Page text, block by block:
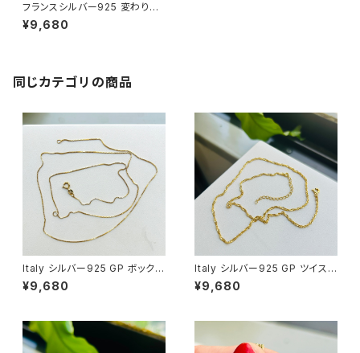
フランスシルバー925 変わりチ
ェーンチョーカー（38.5cm）
¥9,680
同じカテゴリの商品
Italy シルバー925 GP ボックス
チェーン（76cm）
¥9,680
Italy シルバー925 GP ツイスト
チェーン（45.5cm）
¥9,680